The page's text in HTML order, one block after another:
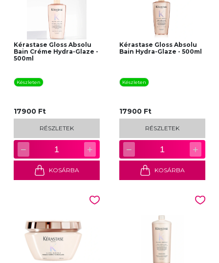
Kérastase Gloss Absolu
Bain Créme Hydra-Glaze -
500ml
Készleten
17900 Ft
RÉSZLETEK
− 1 +
KOSÁRBA
Kérastase Gloss Absolu
Bain Hydra-Glaze - 500ml
Készleten
17900 Ft
RÉSZLETEK
− 1 +
KOSÁRBA